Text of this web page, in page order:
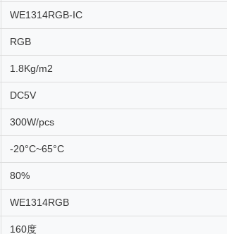
WE1314RGB-IC
RGB
1.8Kg/m2
DC5V
300W/pcs
-20°C~65°C
80%
WE1314RGB
160度